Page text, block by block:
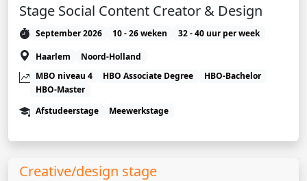
Stage Social Content Creator & Design
September 2026 10 - 26 weken
32 - 40 uur per week
Haarlem
Noord-Holland
MBO niveau 4
HBO Associate Degree
HBO-Bachelor
HBO-Master
Afstudeerstage
Meewerkstage
Creative/design stage